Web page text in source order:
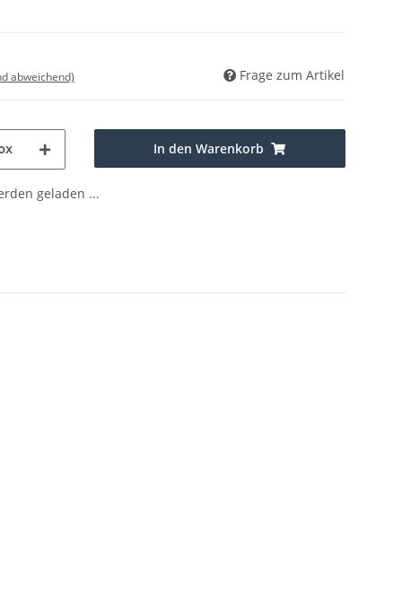
abweichend) Frage zum Artikel
In den Warenkorb
geladen ...